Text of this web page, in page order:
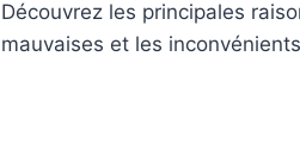
Découvrez les principales
mauvaises et les